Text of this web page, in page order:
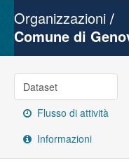
Gruppi
Organizzazioni
Comune di
Dataset
Flusso di attività
Informazioni